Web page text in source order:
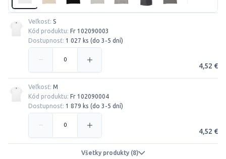
Veľkosť: S
Kód produktu: Fr 102090003
Dostupnosť: 1 027 ks (do 3-5 dní)
4,52 €
Veľkosť: M
Kód produktu: Fr 102090004
Dostupnosť: 1 879 ks (do 3-5 dní)
4,52 €
Všetky produkty (8)